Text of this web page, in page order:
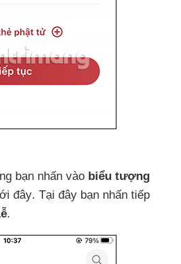
bạn nhấn vào biểu tượng
đây. Tại đây bạn nhấn tiếp
.